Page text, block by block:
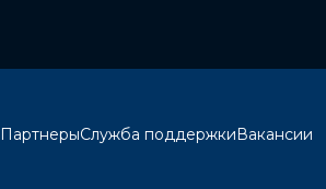
ПартнерыСлужба поддержкиВакансии